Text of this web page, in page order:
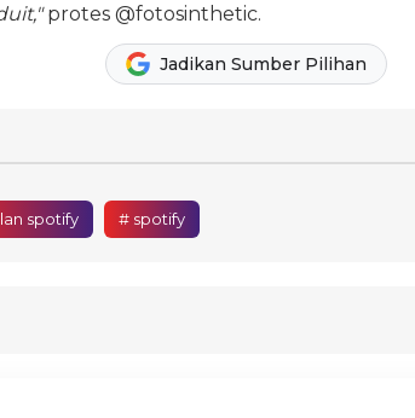
protes @fotosinthetic.
Jadikan Sumber Pilihan
spotify # spotify